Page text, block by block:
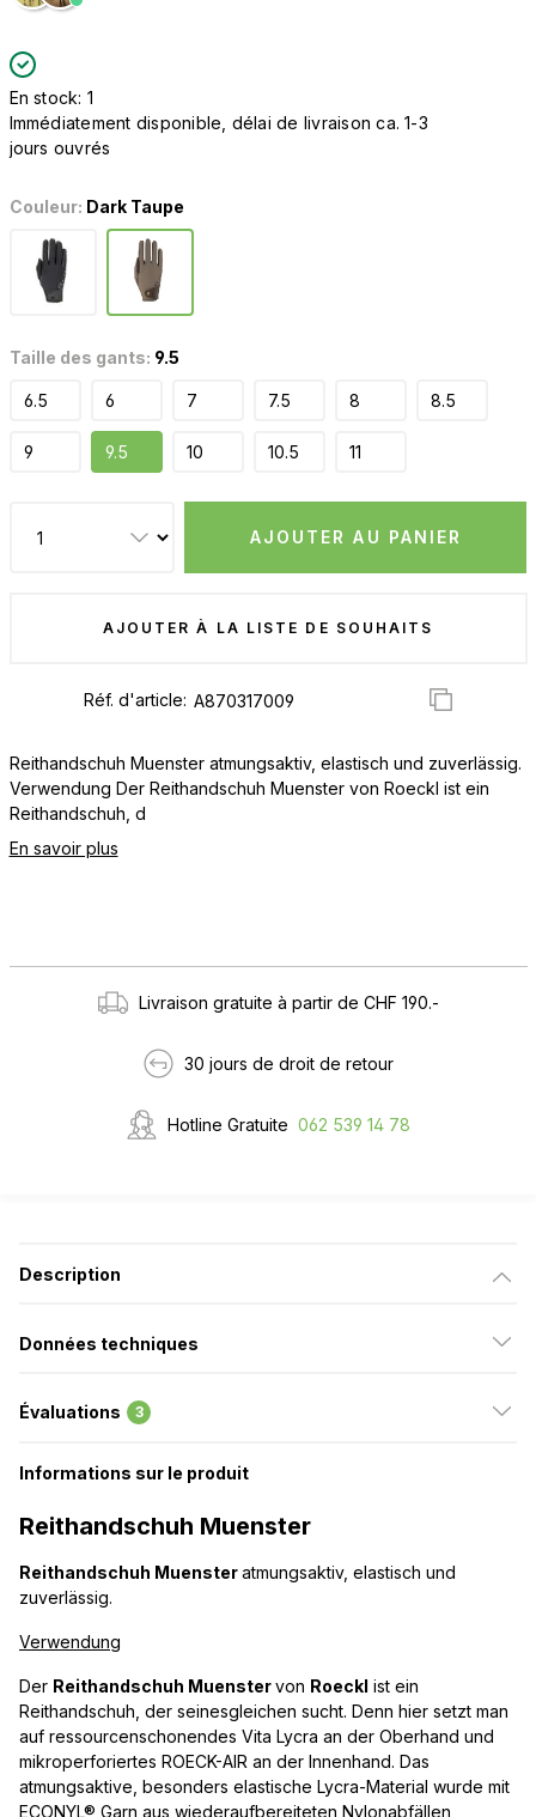
En stock: 1
Immédiatement disponible, délai de livraison ca. 1-3
jours ouvrés
Couleur: Dark Taupe
Taille des gants: 9.5
6.5 6 7 7.5 8 8.5
9 9.5 10 10.5 11
AJOUTER AU PANIER
AJOUTER À LA LISTE DE SOUHAITS
Réf. d'article:
Reithandschuh Muenster atmungsaktiv, elastisch und zuverlässig.
Verwendung Der Reithandschuh Muenster von Roeckl ist ein
Reithandschuh, d
En savoir plus
Livraison gratuite à partir de CHF 190.-
30 jours de droit de retour
Hotline Gratuite 062 539 14 78
Description
Données techniques
Évaluations 3
Informations sur le produit
Reithandschuh Muenster
Reithandschuh Muensteratmungsaktiv, elastisch und
zuverlässig.
Verwendung
Der Reithandschuh Muenstervon Roeckl ist ein
Reithandschuh, der seinesgleichen sucht. Denn hier setzt man
auf ressourcenschonendes Vita Lycra an der Oberhand und
mikroperforiertes ROECK-AIR an der Innenhand. Das
atmungsaktive, besonders elastische Lycra-Material wurde mit
ECONYL® Garn aus wiederaufbereiteten Nylonabfällen